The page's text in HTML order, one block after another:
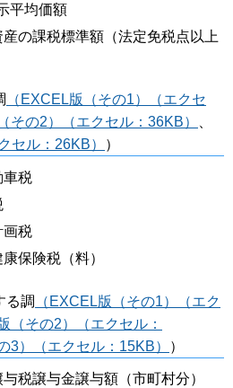
平均価額
産の課税標準額（法定免税点以上
（EXCEL版（その1）（エクセ
その2）（エクセル：36KB）
セル：26KB）
）
車税
画税
保険税（料）
る調
（EXCEL版（その1）（エク
（その2）（エクセル：
3）（エクセル：15KB） ）
税譲与金譲与額（市町村分）